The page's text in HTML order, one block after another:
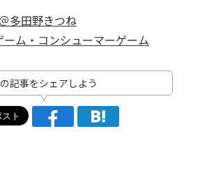
多田野きつね
ーム・コンシューマーゲーム
記事をシェアしよう